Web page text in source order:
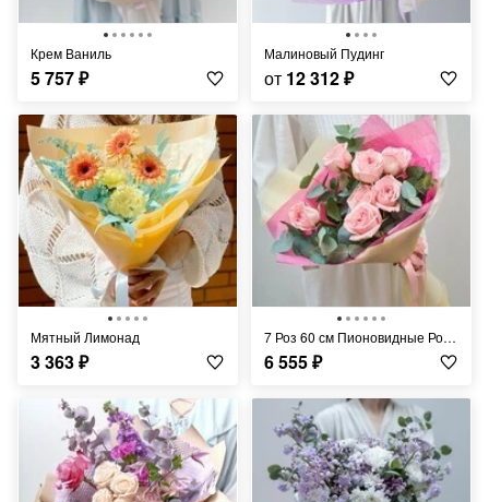
Крем Ваниль
5 757₽
Малиновый Пудинг
от 12 312₽
Мятный Лимонад
3 363₽
7 Роз 60 см Пионовидные Розовые
6 555₽